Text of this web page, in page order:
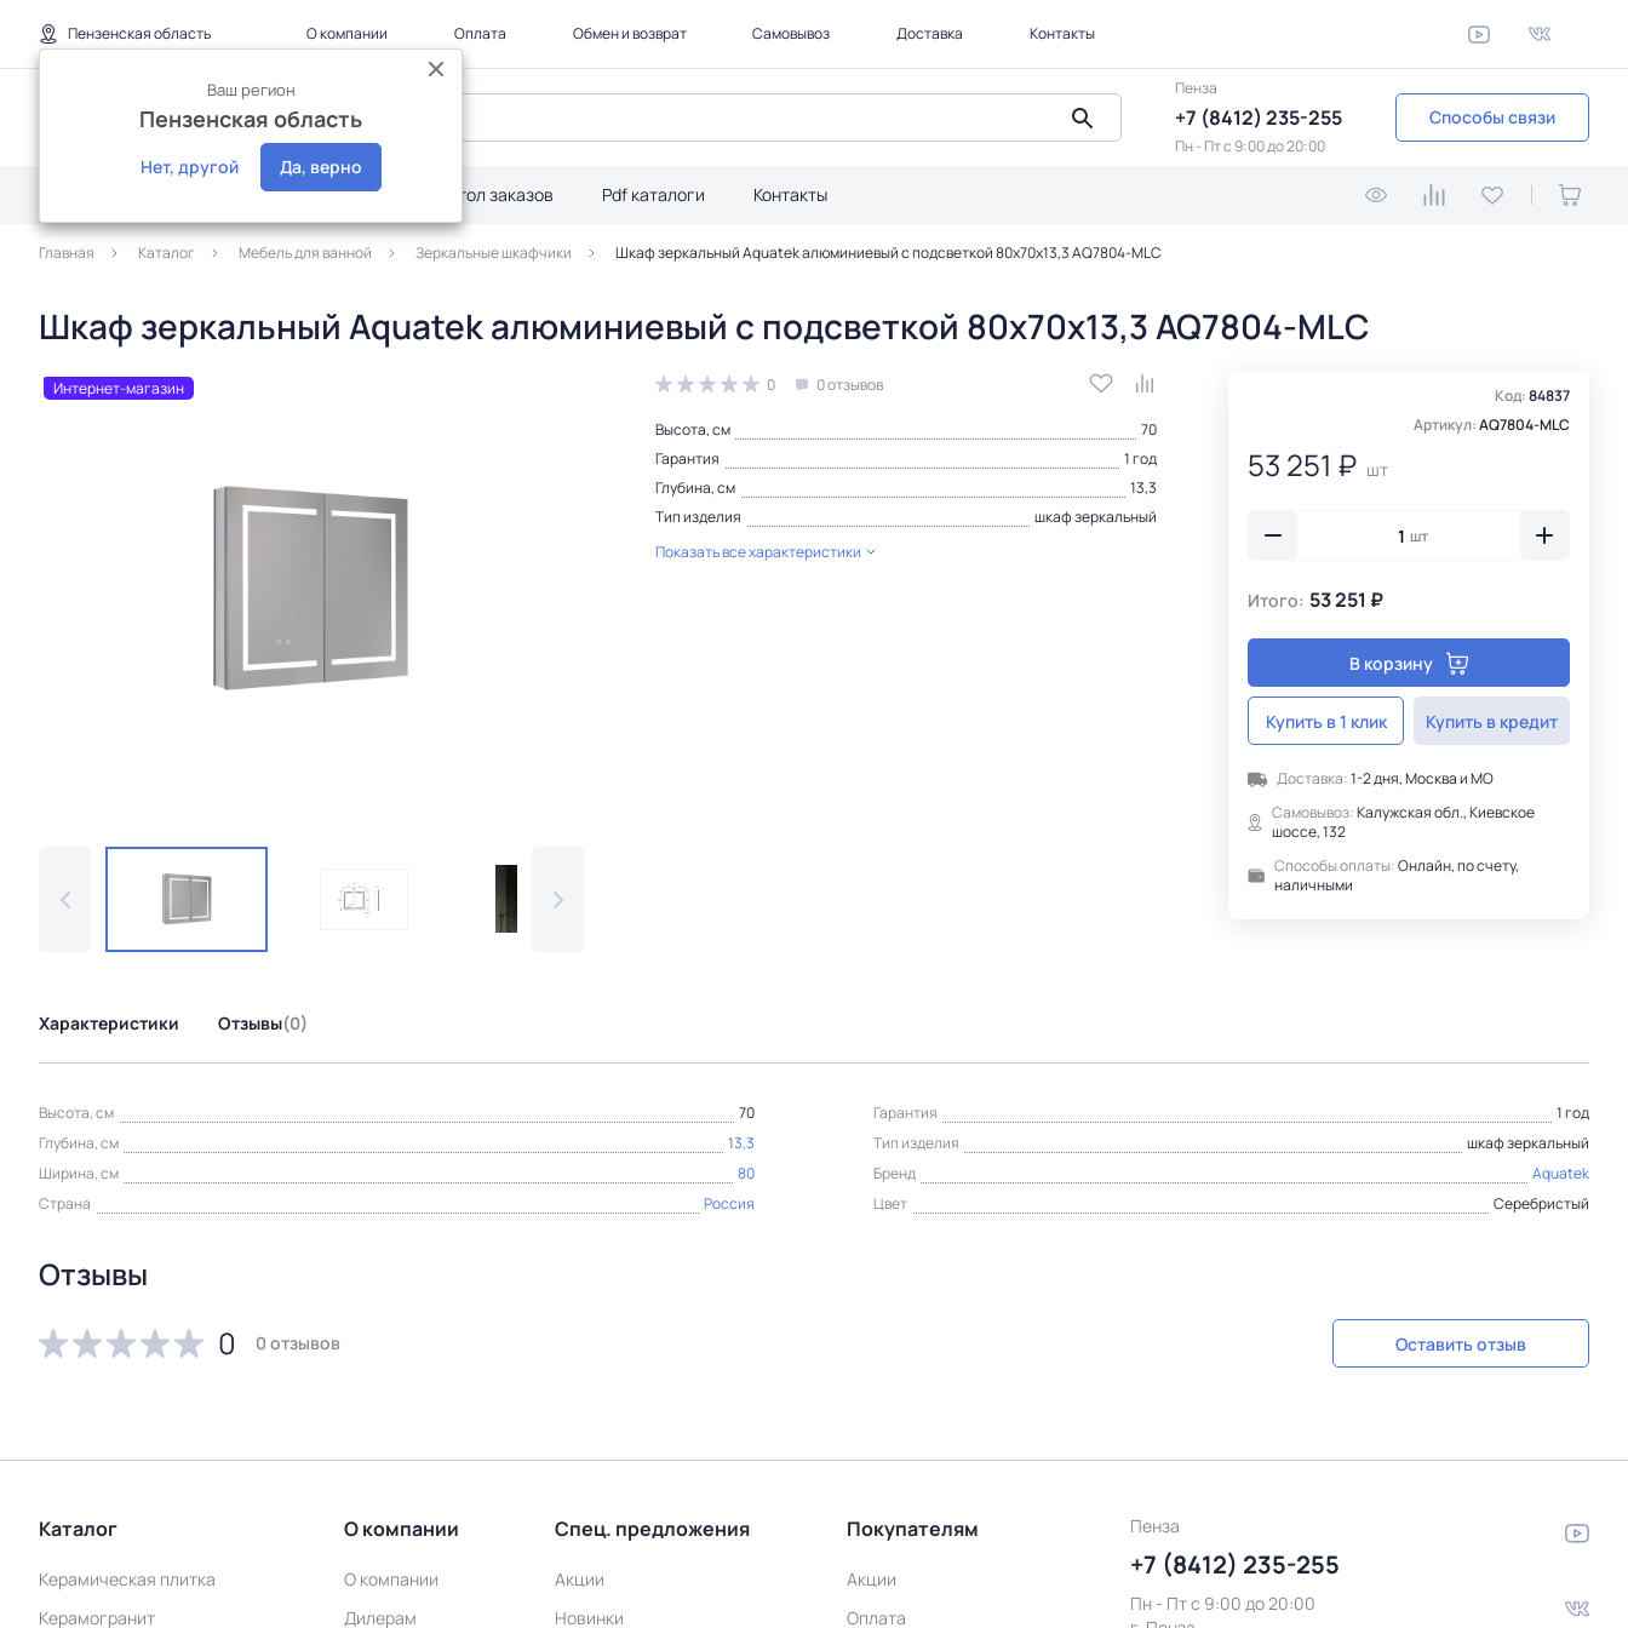
Пензенская область
Ваш регион
Пензенская область
Нет, другой Да, верно
О компании Оплата Обмен и возврат Самовывоз Доставка Контакты
Пенза
+7 (8412) 235-255
Пн - Пт c 9:00 до 20:00
Способы связи
Дилерам Акции Стол заказов Pdf каталоги Контакты
Главная Каталог Мебель для ванной Зеркальные шкафчики Шкаф зеркальный Aquatek алюминиевый с подсветкой 80х70х13,3 AQ7804-MLC
Шкаф зеркальный Aquatek алюминиевый с подсветкой 80х70х13,3 AQ7804-MLC
Интернет-магазин 0 0 отзывов
Высота, см
70
Гарантия
1 год
Глубина, см
13,3
Тип изделия
шкаф зеркальный
Показать все характеристики
Код:84837
Артикул:AQ7804-MLC
53 251 ₽ шт
шт
Итого: 53 251 ₽
В корзину
Купить в 1 клик Купить в кредит
Доставка:1-2 дня, Москва и МО
Самовывоз:Калужская обл., Киевское
шоссе, 132
Способы оплаты:Онлайн, по счету,
наличными
Характеристики Отзывы(0)
Высота, см 70 Гарантия
1 год
Глубина, см
13,3 Тип изделия
шкаф зеркальный
Ширина, см
80 Бренд
Aquatek
Страна
Россия Цвет Серебристый
Отзывы
0
0 отзывов Оставить отзыв
Каталог
Керамическая плитка
Керамогранит
О компании
О компании
Дилерам
Спец. предложения
Акции
Новинки
Покупателям
Акции
Оплата
Пенза
+7 (8412) 235-255
Пн - Пт c 9:00 до 20:00